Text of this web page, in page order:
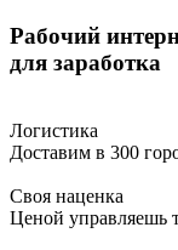
Рабочий
для заработка
Логистика
Доставим в 300
Своя наценка
Ценой управляешь